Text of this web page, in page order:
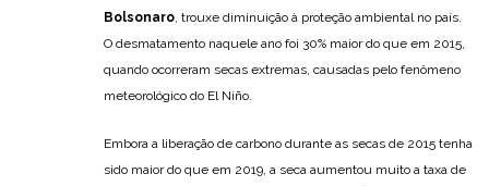
Bolsonaro , trouxe diminuição à proteção ambiental no país.
O desmatamento naquele ano foi 30% maior do que em 2015,
quando ocorreram secas extremas, causadas pelo fenômeno
meteorológico do El Niño.
Embora a liberação de carbono durante as secas de 2015 tenha
sido maior do que em 2019, a seca aumentou muito a taxa de